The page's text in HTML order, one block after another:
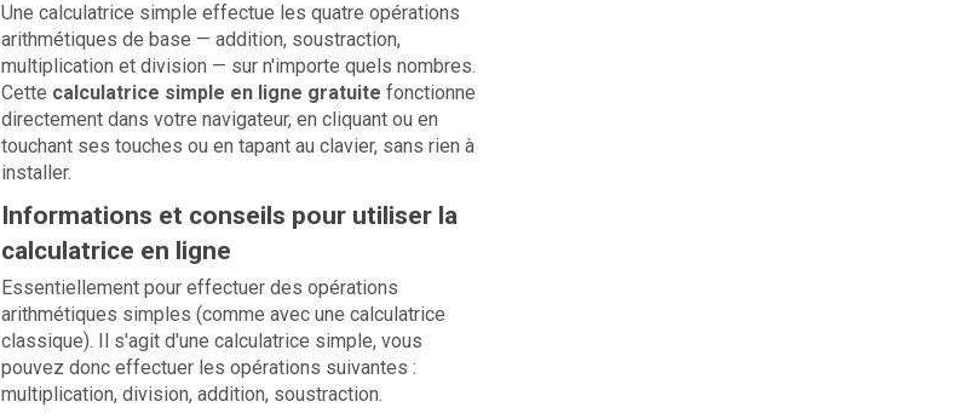
Une calculatrice simple effectue les quatre opérations
arithmétiques de base — addition, soustraction,
multiplication et division — sur n'importe quels nombres.
Cette calculatrice simple en ligne gratuite fonctionne
directement dans votre navigateur, en cliquant ou en
touchant ses touches ou en tapant au clavier, sans rien à
installer.
Informations et conseils pour utiliser la
calculatrice en ligne
Essentiellement pour effectuer des opérations
arithmétiques simples (comme avec une calculatrice
classique). Il s'agit d'une calculatrice simple, vous
pouvez donc effectuer les opérations suivantes :
multiplication, division, addition, soustraction.